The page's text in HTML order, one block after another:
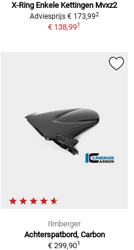
X-Ring Enkele Kettingen Mvxz2
Adviesprijs € 173,992
€ 138,991
Ilmberger
Achterspatbord, Carbon
€ 299,901